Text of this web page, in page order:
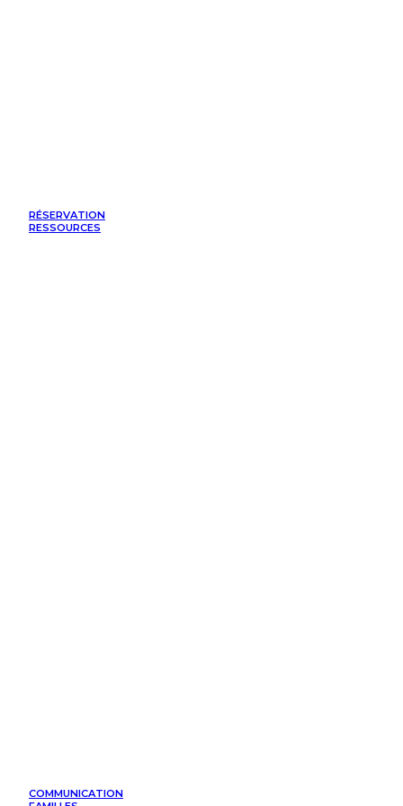
RÉSERVATION
RESSOURCES
COMMUNICATION